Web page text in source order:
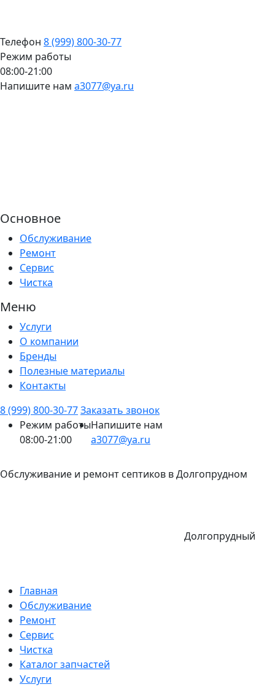
Телефон 8 (999) 800-30-77
Режим работы
08:00-21:00
Напишите нам a3077@ya.ru
Основное
Обслуживание
Ремонт
Сервис
Чистка
Меню
Услуги
О компании
Бренды
Полезные материалы
Контакты
8 (999) 800-30-77Заказать звонок
Режим работы
08:00-21:00
Напишите нам
a3077@ya.ru
Обслуживание и ремонт септиков в Долгопрудном
Долгопрудный
Главная
Обслуживание
Ремонт
Сервис
Чистка
Каталог запчастей
Услуги